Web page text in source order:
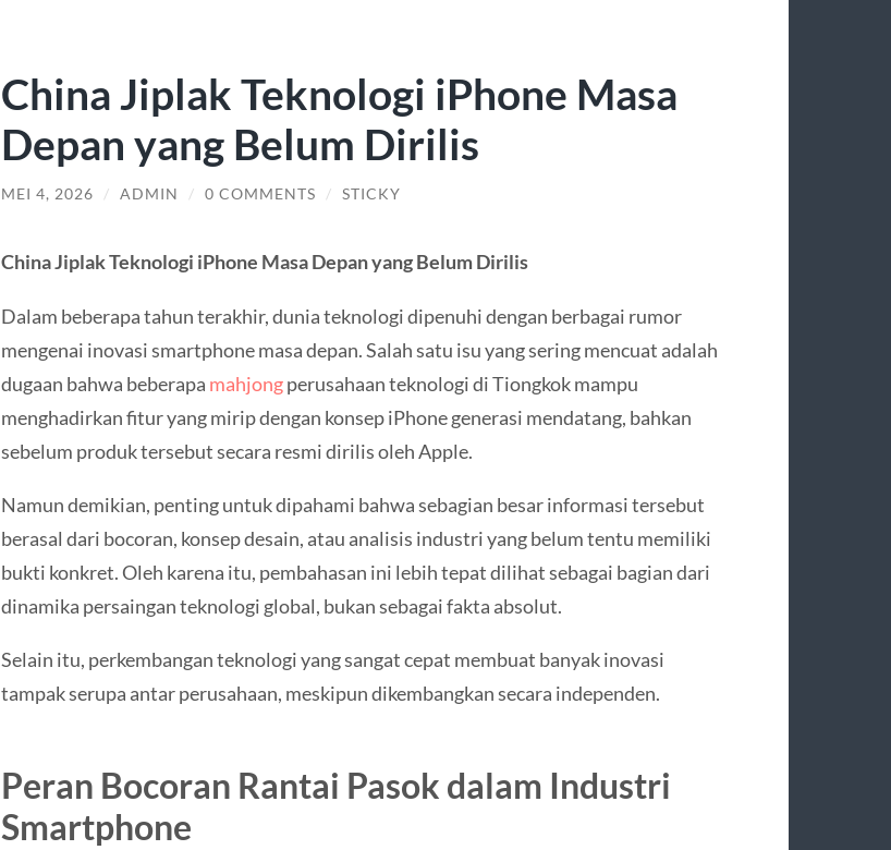
China Jiplak Teknologi iPhone Masa
Depan yang Belum Dirilis
MEI 4, 2026 / ADMIN / 0 COMMENTS / STICKY
China Jiplak Teknologi iPhone Masa Depan yang Belum Dirilis
Dalam beberapa tahun terakhir, dunia teknologi dipenuhi dengan berbagai rumor
mengenai inovasi smartphone masa depan. Salah satu isu yang sering mencuat adalah
dugaan bahwa beberapa mahjongperusahaan teknologi di Tiongkok mampu
menghadirkan fitur yang mirip dengan konsep iPhone generasi mendatang, bahkan
sebelum produk tersebut secara resmi dirilis oleh Apple.
Namun demikian, penting untuk dipahami bahwa sebagian besar informasi tersebut
berasal dari bocoran, konsep desain, atau analisis industri yang belum tentu memiliki
bukti konkret. Oleh karena itu, pembahasan ini lebih tepat dilihat sebagai bagian dari
dinamika persaingan teknologi global, bukan sebagai fakta absolut.
Selain itu, perkembangan teknologi yang sangat cepat membuat banyak inovasi
tampak serupa antar perusahaan, meskipun dikembangkan secara independen.
Peran Bocoran Rantai Pasok dalam Industri
Smartphone